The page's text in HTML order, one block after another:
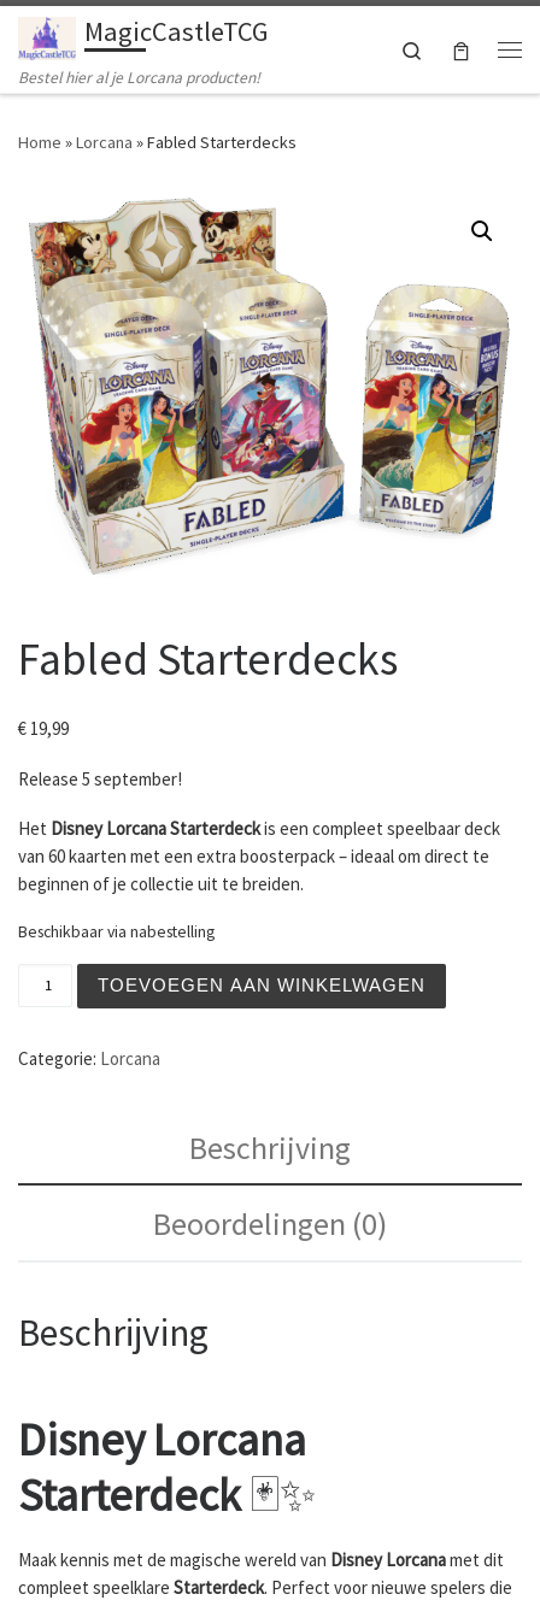
Ga naar inhoudMagicCastleTCG
Bestel hier al je Lorcana producten!
Search
Home »Lorcana »Fabled Starterdecks
Fabled Starterdecks
€ 19,99
Release 5 september!
Het Disney Lorcana Starterdeckis een compleet speelbaar deck
van 60 kaarten met een extra boosterpack – ideaal om direct te
beginnen of je collectie uit te breiden.
Beschikbaar via nabestelling
TOEVOEGEN AAN WINKELWAGEN
Categorie: Lorcana
Beschrijving
Beoordelingen (0)
Beschrijving
Disney Lorcana
Starterdeck🃏✨
Maak kennis met de magische wereld van Disney Lorcanamet dit
compleet speelklare Starterdeck. Perfect voor nieuwe spelers die